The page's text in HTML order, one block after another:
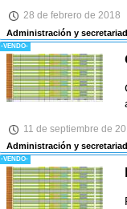
28 de febrero de 2018
Administración y
-VENDO-
11 de septiembre de
Administración y
-VENDO-